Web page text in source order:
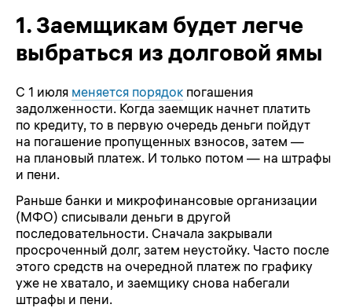
1. Заемщикам будет легче
выбраться из долговой ямы
С 1 июля меняется порядок погашения
задолженности. Когда заемщик начнет платить
по кредиту, то в первую очередь деньги пойдут
на погашение пропущенных взносов, затем —
на плановый платеж. И только потом — на штрафы
и пени.
Раньше банки и микрофинансовые организации
(МФО) списывали деньги в другой
последовательности. Сначала закрывали
просроченный долг, затем неустойку. Часто после
этого средств на очередной платеж по графику
уже не хватало, и заемщику снова набегали
штрафы и пени.